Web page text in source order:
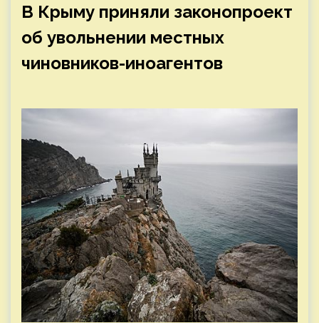
В Крыму приняли законопроект
об увольнении местных
чиновников-иноагентов